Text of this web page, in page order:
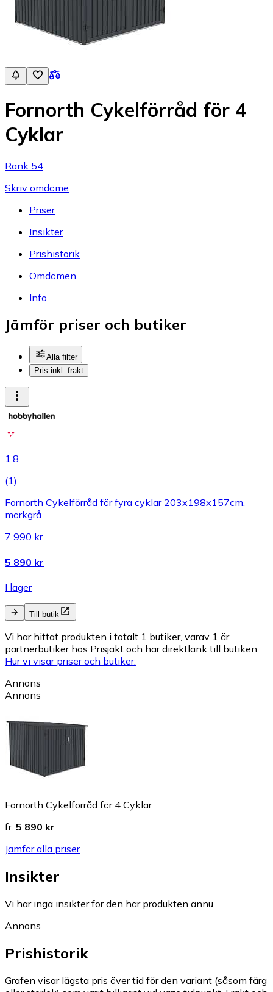
Fornorth Cykelförråd för 4
Cyklar
Rank 54
Skriv omdöme
Priser
Insikter
Prishistorik
Omdömen
Info
Jämför priser och butiker
Alla filter
Pris inkl. frakt
1.8
(1)
Fornorth Cykelförråd för fyra cyklar 203x198x157cm,
mörkgrå
7 990 kr
5 890 kr
I lager
Till butik
Vi har hittat produkten i totalt 1 butiker, varav 1 är
partnerbutiker hos Prisjakt och har direktlänk till butiken.
Hur vi visar priser och butiker.
Annons
Annons
Fornorth Cykelförråd för 4 Cyklar
fr. 5 890 kr
Jämför alla priser
Insikter
Vi har inga insikter för den här produkten ännu.
Annons
Prishistorik
Grafen visar lägsta pris över tid för den variant (såsom färg